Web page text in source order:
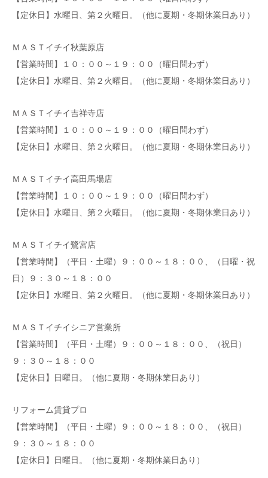
【定休日】水曜日、第２火曜日。（他に夏期・冬期休業日あり）
ＭＡＳＴイチイ秋葉原店
【営業時間】１０：００～１９：００（曜日問わず）
【定休日】水曜日、第２火曜日。（他に夏期・冬期休業日あり）
ＭＡＳＴイチイ吉祥寺店
【営業時間】１０：００～１９：００（曜日問わず）
【定休日】水曜日、第２火曜日。（他に夏期・冬期休業日あり）
ＭＡＳＴイチイ高田馬場店
【営業時間】１０：００～１９：００（曜日問わず）
【定休日】水曜日、第２火曜日。（他に夏期・冬期休業日あり）
ＭＡＳＴイチイ鷺宮店
【営業時間】（平日・土曜）９：００～１８：００、（日曜・祝
日）９：３０～１８：００
【定休日】水曜日、第２火曜日。（他に夏期・冬期休業日あり）
ＭＡＳＴイチイシニア営業所
【営業時間】（平日・土曜）９：００～１８：００、（祝日）
９：３０～１８：００
【定休日】日曜日。（他に夏期・冬期休業日あり）
リフォーム賃貸プロ
【営業時間】（平日・土曜）９：００～１８：００、（祝日）
９：３０～１８：００
【定休日】日曜日。（他に夏期・冬期休業日あり）